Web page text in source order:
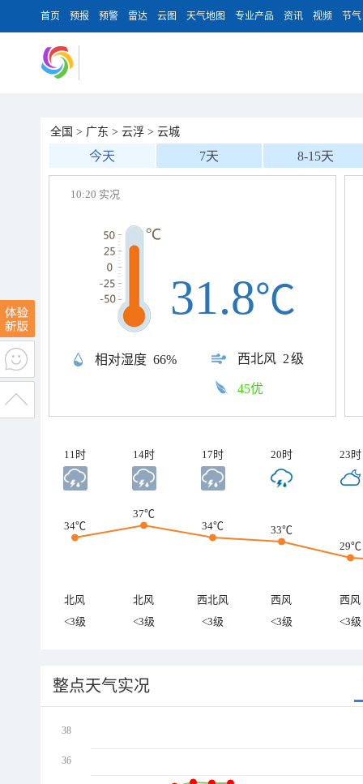
首页 预报 预警 雷达 云图 天气地图 专业产品 资讯 视频 节气
全国 > 广东 > 云浮 > 云城
今天 7天 8-15天
10:20 实况
相对湿度 66% 西北风 2级
31.8℃
45优
11时 14时 17时 20时 23时
34℃
37℃
34℃
33℃
29℃
北风 北风 西北风 西风
西风
<3级
<3级 <3级 <3级 <3级
整点天气实况
38
36